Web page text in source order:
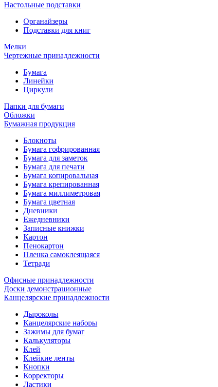
Настольные подставки
Органайзеры
Подставки для книг
Мелки
Чертежные принадлежности
Бумага
Линейки
Циркули
Папки для бумаги
Обложки
Бумажная продукция
Блокноты
Бумага гофрированная
Бумага для заметок
Бумага для печати
Бумага копировальная
Бумага крепированная
Бумага миллиметровая
Бумага цветная
Дневники
Ежедневники
Записные книжки
Картон
Пенокартон
Пленка самоклеящаяся
Тетради
Офисные принадлежности
Доски демонстрационные
Канцелярские принадлежности
Дыроколы
Канцелярские наборы
Зажимы для бумаг
Калькуляторы
Клей
Клейкие ленты
Кнопки
Корректоры
Ластики